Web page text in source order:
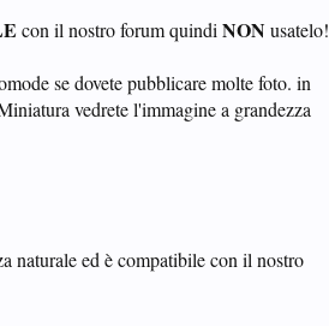
con il nostro forum quindi NON usatelo!
se dovete pubblicare molte foto. in
vedrete l'immagine a grandezza
naturale ed è compatibile con il nostro